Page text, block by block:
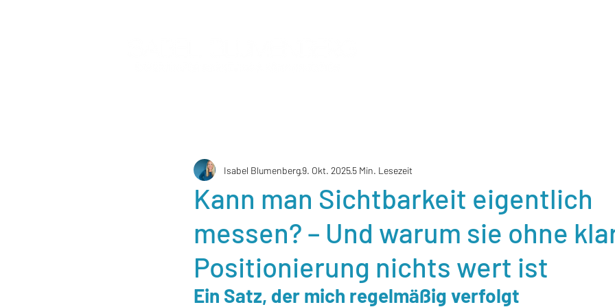
Kann man Sichtbarkeit eigentlich
messen? – Und warum sie ohne
Positionierung nichts wert ist
Isabel Blumenberg9. Okt. 20255 Min. Lesezeit
Ein Satz, der mich regelmäßig verfolgt